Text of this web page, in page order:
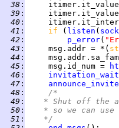
  38
:
  39
:
  40
:
  41
: if ( listen (
  42
: p_error(
  43
:
     msg.addr = *(
  44
:
  45
:
     msg.id_num =
  46
:
  47
:
announce_invite
  48
:
/*
  49
:
* Shut off the
  50
:
* so we can
  51
:
	 */